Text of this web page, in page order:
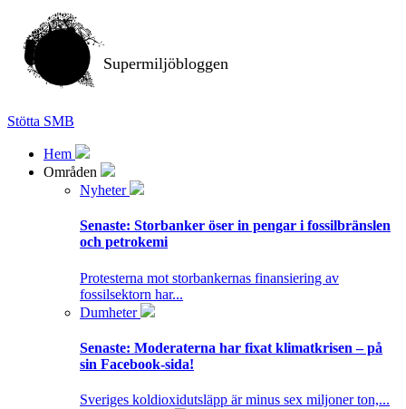
Supermiljöbloggen
Stötta SMB
Hem
Områden
Nyheter
Senaste: Storbanker öser in pengar i fossilbränslen
och petrokemi
Protesterna mot storbankernas finansiering av
fossilsektorn har...
Dumheter
Senaste: Moderaterna har fixat klimatkrisen – på
sin Facebook-sida!
Sveriges koldioxidutsläpp är minus sex miljoner ton,...